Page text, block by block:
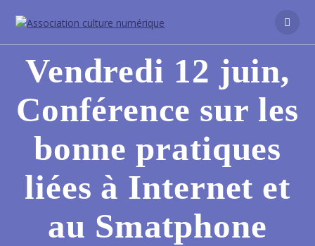
Vendredi 12 juin,
Conférence sur les
bonne pratiques
liées à Internet et
au Smatphone